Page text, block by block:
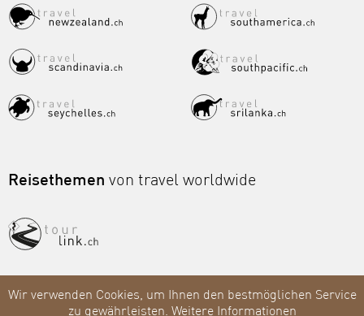
Reisethemen von travel worldwide
Wir verwenden Cookies, um Ihnen den bestmöglichen Service
zu gewährleisten. Weitere Informationen